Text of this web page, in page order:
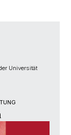
Universität